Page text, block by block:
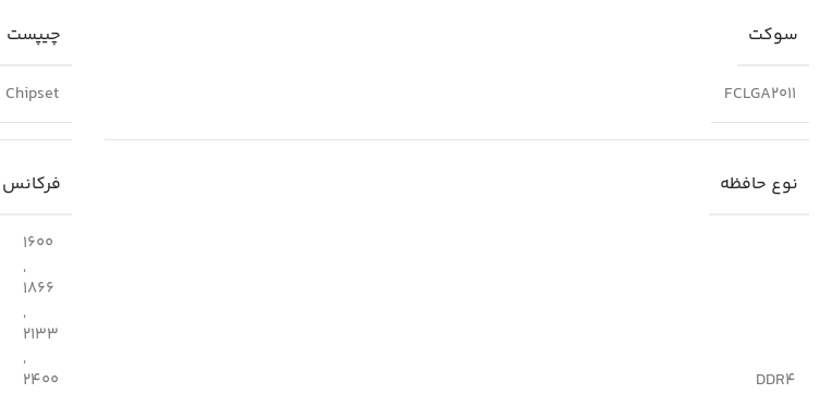
سوکت
FCLGA2011
چیپست
Chipset
نوع حافظه
DDR4
1600
,
1866
,
2133
,
2400